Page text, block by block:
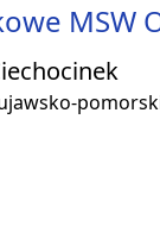
MSW